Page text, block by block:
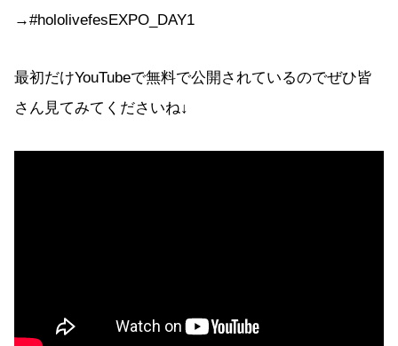
→#hololivefesEXPO_DAY1
最初だけYouTubeで無料で公開されているのでぜひ皆
さん見てみてくださいね↓